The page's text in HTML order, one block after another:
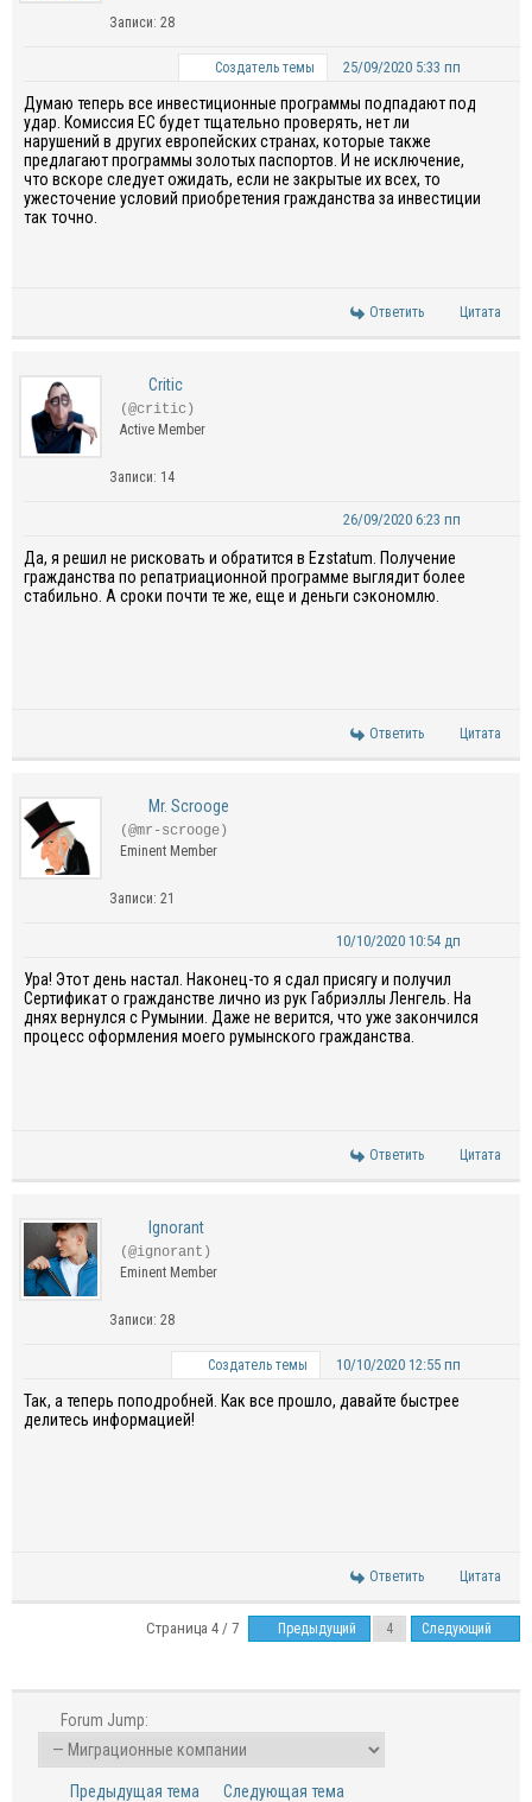
Записи: 28
Создатель темы 25/09/2020 5:33 пп
Думаю теперь все инвестиционные программы подпадают под
удар. Комиссия ЕС будет тщательно проверять, нет ли
нарушений в других европейских странах, которые также
предлагаютпрограммы золотых паспортов . И не исключение,
что вскоре следует ожидать, если не закрытые их всех, то
ужесточение условий приобретения гражданства за инвестиции
так точно.
Ответить Цитата
Critic
(@critic)
Active Member
Записи: 14
26/09/2020 6:23 пп
Да, я решил не рисковать и обратится в Ezstatum . Получение
гражданства по репатриационной программе выглядит более
стабильно. А сроки почти те же, еще и деньги сэкономлю.
Ответить Цитата
Mr. Scrooge
(@mr-scrooge)
Eminent Member
Записи: 21
10/10/2020 10:54 дп
Ура! Этот день настал. Наконец-то я сдал присягу и получил
Сертификат о гражданстве лично из рук Габриэллы Ленгель. На
днях вернулся с Румынии. Даже не верится, что уже закончился
процесс оформления моего румынского гражданства.
Ответить Цитата
Ignorant
(@ignorant)
Eminent Member
Записи: 28
Создатель темы 10/10/2020 12:55 пп
Так, а теперь поподробней. Как все прошло, давайте быстрее
делитесь информацией!
Ответить Цитата
Страница 4 / 7 Предыдущий Следующий
Forum Jump:
Предыдущая тема Следующая тема